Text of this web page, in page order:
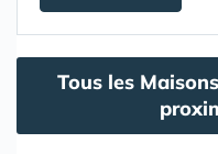
Tous les